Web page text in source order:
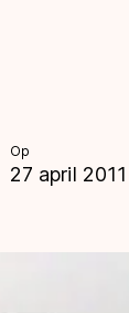
Op
27 april 2011